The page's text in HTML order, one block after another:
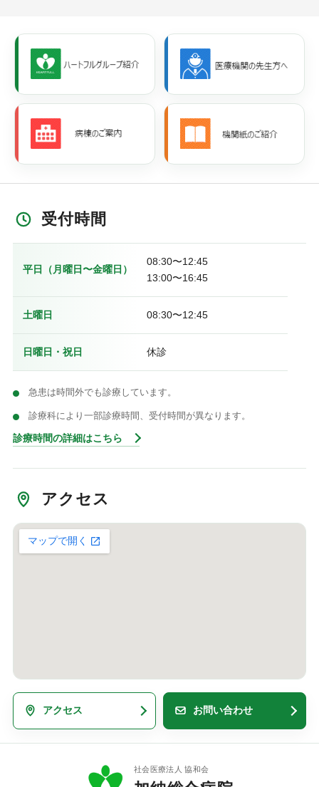
受付時間
平日（月曜日〜金曜日）
08:30〜12:45
13:00〜16:45
土曜日 08:30〜12:45
日曜日・祝日 休診
急患は時間外でも診療しています。
診療科により一部診療時間、受付時間が異なります。
診療時間の詳細はこちら
アクセス
アクセス お問い合わせ
社会医療法人 協和会